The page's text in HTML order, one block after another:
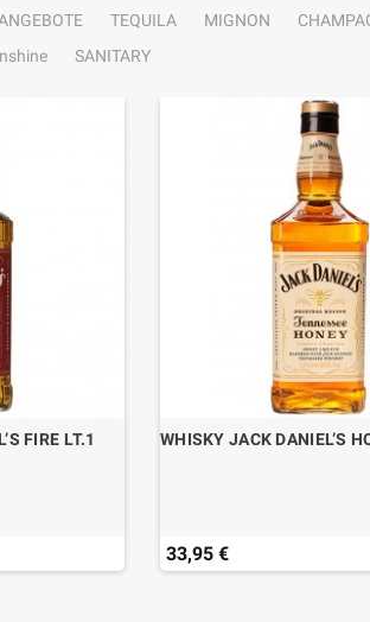
ANGEBOTE TEQUILA MIGNON
SANITARY
FIRE LT.1 WHISKY JACK DANIEL’S
33,95 €